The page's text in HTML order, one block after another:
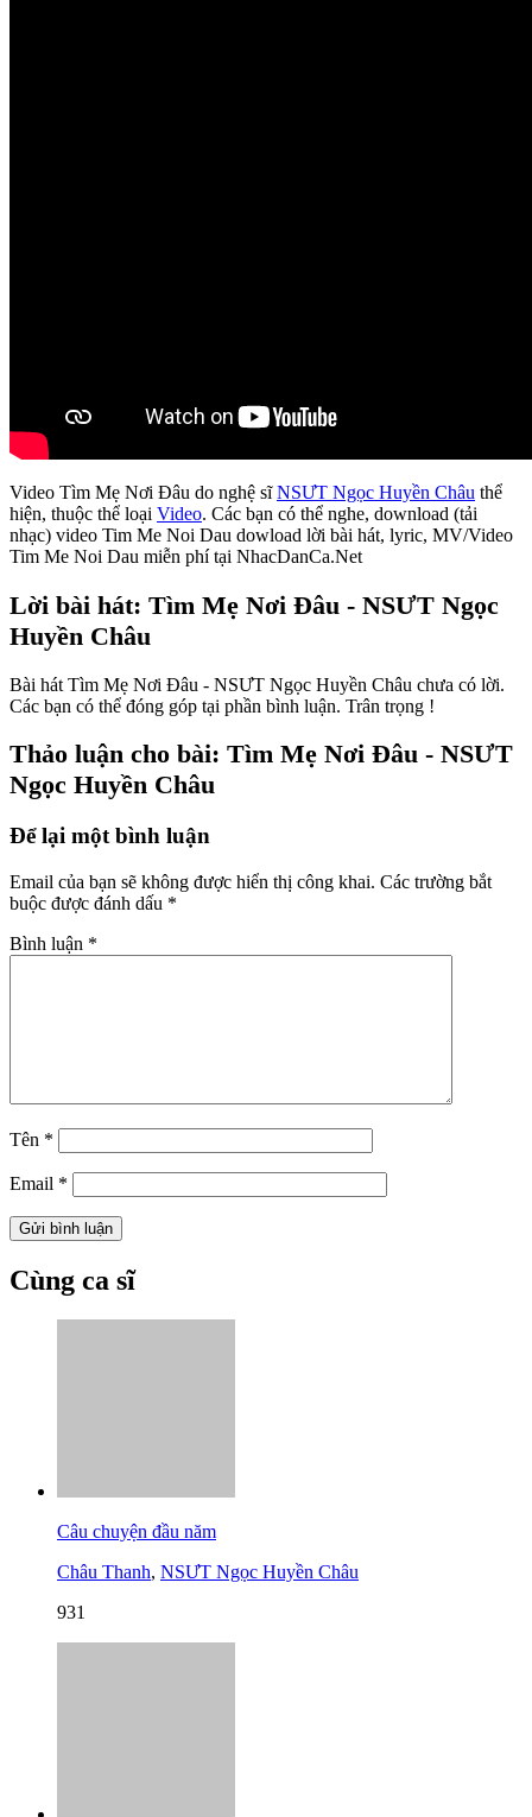
Video Tìm Mẹ Nơi Đâu do nghệ sĩNSƯT Ngọc Huyền Châu thể
hiện, thuộc thể loại Video. Các bạn có thể nghe, download (tải
nhạc) video Tim Me Noi Dau dowload lời bài hát, lyric, MV/Video
Tim Me Noi Dau miễn phí tại NhacDanCa.Net
Lời bài hát: Tìm Mẹ Nơi Đâu - NSƯT Ngọc
Huyền Châu
Bài hát Tìm Mẹ Nơi Đâu - NSƯT Ngọc Huyền Châu chưa có lời.
Các bạn có thể đóng góp tại phần bình luận. Trân trọng !
Thảo luận cho bài: Tìm Mẹ Nơi Đâu - NSƯT
Ngọc Huyền Châu
Để lại một bình luận
Email của bạn sẽ không được hiển thị công khai. Các trường bắt
buộc được đánh dấu *
Bình luận *
Tên *
Email *
Cùng ca sĩ
Câu chuyện đầu năm
Châu Thanh, NSƯT Ngọc Huyền Châu
931